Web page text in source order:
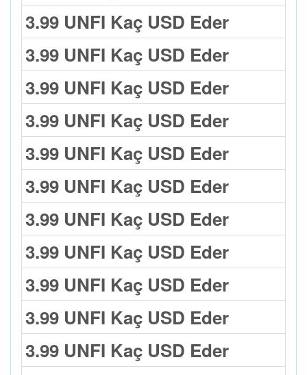
3.99 UNFI Kaç USD Eder
3.99 UNFI Kaç USD Eder
3.99 UNFI Kaç USD Eder
3.99 UNFI Kaç USD Eder
3.99 UNFI Kaç USD Eder
3.99 UNFI Kaç USD Eder
3.99 UNFI Kaç USD Eder
3.99 UNFI Kaç USD Eder
3.99 UNFI Kaç USD Eder
3.99 UNFI Kaç USD Eder
3.99 UNFI Kaç USD Eder